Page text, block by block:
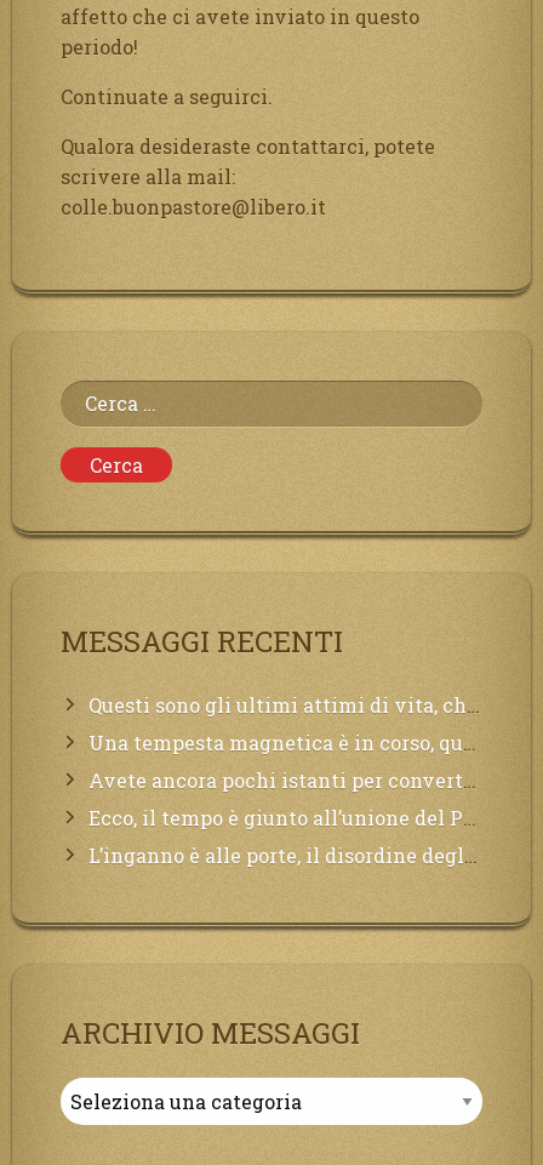
affetto che ci avete inviato in questo
periodo!
Continuate a seguirci.
Qualora desideraste contattarci, potete
scrivere alla mail:
colle.buonpastore@libero.it
Ricerca
per:
MESSAGGI RECENTI
Questi sono gli ultimi attimi di vita, chi si vuole salvare Mi chiami in suo aiuto.
Una tempesta magnetica è in corso, questa generazione patirà. Il black out non tarderà ad arrivare e tutta la Terra sarà oscurata.
Avete ancora pochi istanti per convertirvi, non perdete tempo, la sciagura arriverà all’improvviso e per chi non si sarà preparato saranno dolori.
Ecco, il tempo è giunto all’unione del Padre con il figlio, non avete che da attendere pochissimo.
L’inganno è alle porte, il disordine degli ordinati urlerà perdono, ma sarà troppo tardi, il tradimento è stato grande!
ARCHIVIO MESSAGGI
Archivio
Messaggi